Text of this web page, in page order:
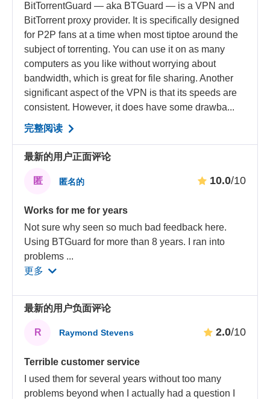
BitTorrentGuard — aka BTGuard — is a VPN and
BitTorrent proxy provider. It is specifically designed
for P2P fans at a time when most tiptoe around the
subject of torrenting. You can use it on as many
computers as you like without worrying about
bandwidth, which is great for file sharing. Another
significant aspect of the VPN is that its speeds are
consistent. However, it does have some drawba...
完整阅读
最新的用户正面评论
匿 匿名的 10.0/10
Works for me for years
Not sure why seen so much bad feedback here.
Using BTGuard for more than 8 years. I ran into
problems ...
更多
最新的用户负面评论
R Raymond Stevens 2.0/10
Terrible customer service
I used them for several years without too many
problems beyond when I actually had a question I